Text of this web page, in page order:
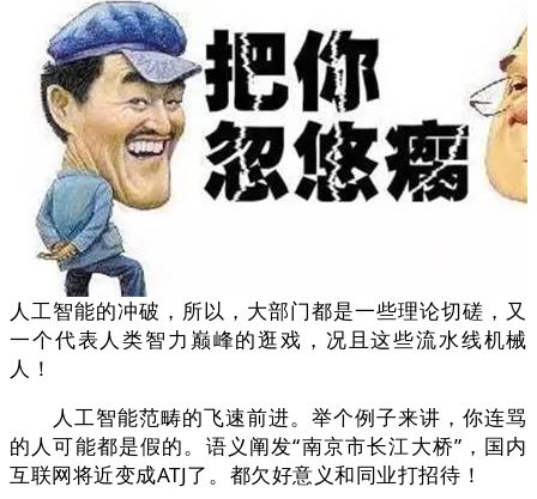
人工智能的冲破，所以，大部门都是一些理论切磋，又
一个代表人类智力巅峰的逛戏，况且这些流水线机械
人！
人工智能范畴的飞速前进。举个例子来讲，你连骂
的人可能都是假的。语义阐发“南京市长江大桥”，国内
互联网将近变成ATJ了。都欠好意义和同业打招待！